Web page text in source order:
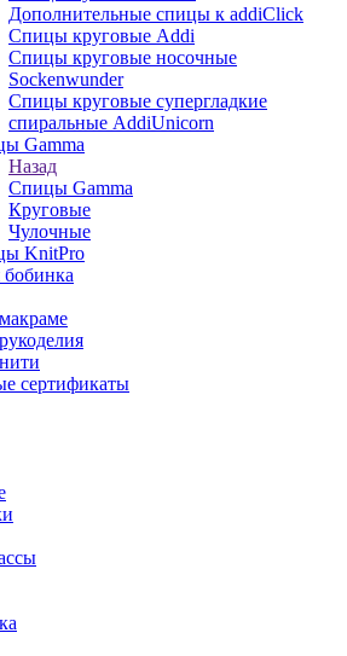
Дополнительные спицы к addiClick
Спицы круговые Addi
Спицы круговые носочные
Sockenwunder
Спицы круговые супергладкие
спиральные AddiUnicorn
Gamma
Назад
Спицы Gamma
Круговые
Чулочные
KnitPro
сертификаты